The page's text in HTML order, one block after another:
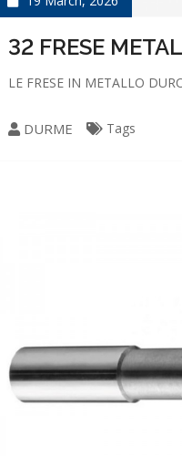
32 FRESE
LE FRESE IN METALLO
DURME Tags